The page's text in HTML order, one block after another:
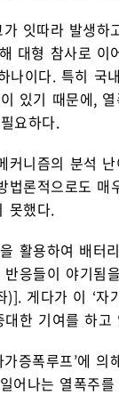
잇따라 발생
대형 참사로
이다. 특히 국
있기 때문에,
요하다.
니즘의 분석
론적으로도
못했다.
활용하여 배
응들이 야기
게다가 이 ‘
한 기여를 하
증폭루프’에
어나는 열폭주